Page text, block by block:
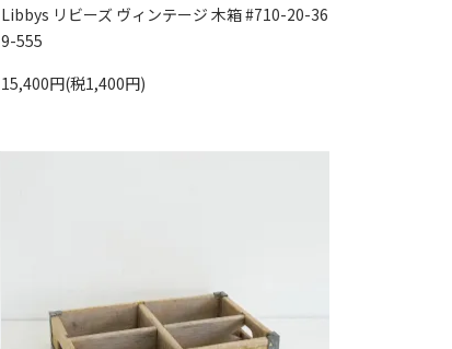
Libbys リビーズ ヴィンテージ 木箱 #710-20-36
9-555
15,400円(税1,400円)